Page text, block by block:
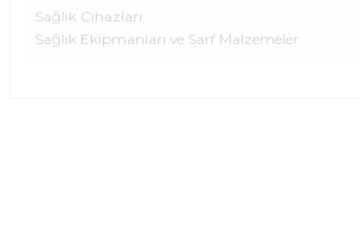
Sağlık Cihazları
Sağlık Ekipmanları ve Sarf Malzemeler